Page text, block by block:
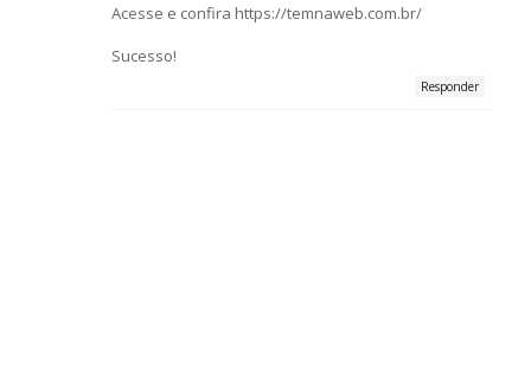
Acesse e confira https://temnaweb.com.br/
Sucesso!
Responder